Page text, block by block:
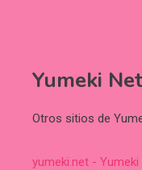
Yumeki
Otros sitios de
yumeki.net -